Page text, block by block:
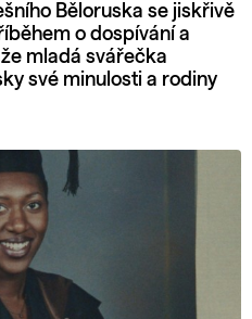
Běloruska se jiskřivě
o dospívání a
mladá svářečka
své minulosti a rodiny